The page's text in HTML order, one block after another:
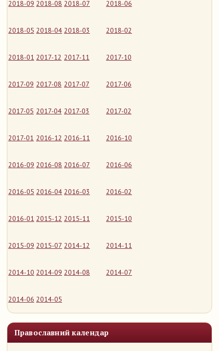
2018-09 2018-08 2018-07 2018-06
2018-05 2018-04 2018-03 2018-02
2018-01 2017-12 2017-11 2017-10
2017-09 2017-08 2017-07 2017-06
2017-05 2017-04 2017-03 2017-02
2017-01 2016-12 2016-11 2016-10
2016-09 2016-08 2016-07 2016-06
2016-05 2016-04 2016-03 2016-02
2016-01 2015-12 2015-11 2015-10
2015-09 2015-07 2014-12 2014-11
2014-10 2014-09 2014-08 2014-07
2014-06 2014-05
Православний календар